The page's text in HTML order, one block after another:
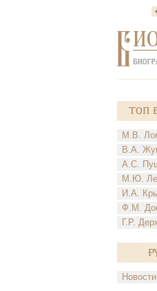
Топ
М.В.
В.А.
А.С.
М.Ю.
И.А.
Ф.М.
Г.Р.
Новости